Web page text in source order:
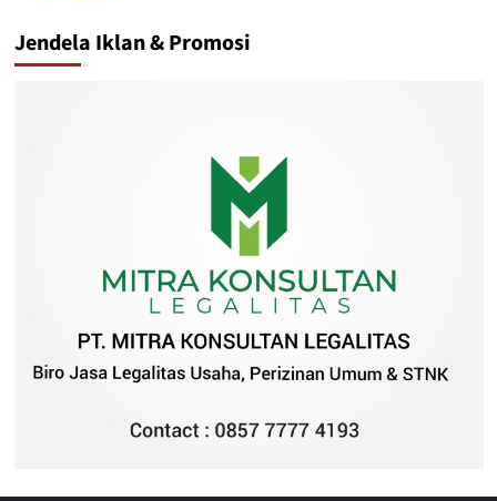
Jendela Iklan & Promosi